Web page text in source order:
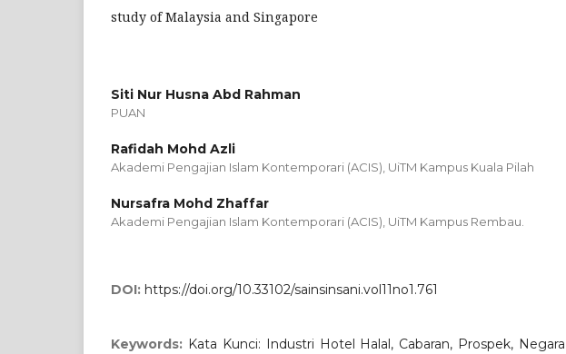
study of Malaysia and Singapore
Siti Nur Husna Abd Rahman
PUAN
Rafidah Mohd Azli
Akademi Pengajian Islam Kontemporari (ACIS), UiTM Kampus Kuala Pilah
Nursafra Mohd Zhaffar
Akademi Pengajian Islam Kontemporari (ACIS), UiTM Kampus Rembau.
DOI: https://doi.org/10.33102/sainsinsani.vol11no1.761
Keywords: Kata Kunci: Industri Hotel Halal, Cabaran, Prospek, Negara